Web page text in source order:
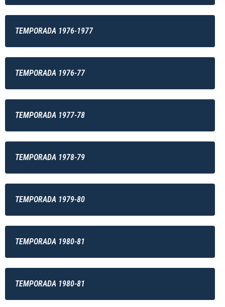
TEMPORADA 1976-1977
TEMPORADA 1976-77
TEMPORADA 1977-78
TEMPORADA 1978-79
TEMPORADA 1979-80
TEMPORADA 1980-81
TEMPORADA 1980-81